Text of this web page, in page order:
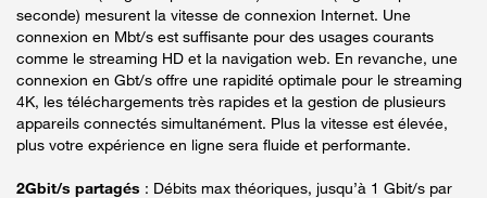
seconde) mesurent la vitesse de connexion Internet. Une
connexion en Mbt/s est suffisante pour des usages courants
comme le streaming HD et la navigation web. En revanche, une
connexion en Gbt/s offre une rapidité optimale pour le streaming
4K, les téléchargements très rapides et la gestion de plusieurs
appareils connectés simultanément. Plus la vitesse est élevée,
plus votre expérience en ligne sera fluide et performante.
2Gbit/s partagés : Débits max théoriques, jusqu’à 1 Gbit/s par